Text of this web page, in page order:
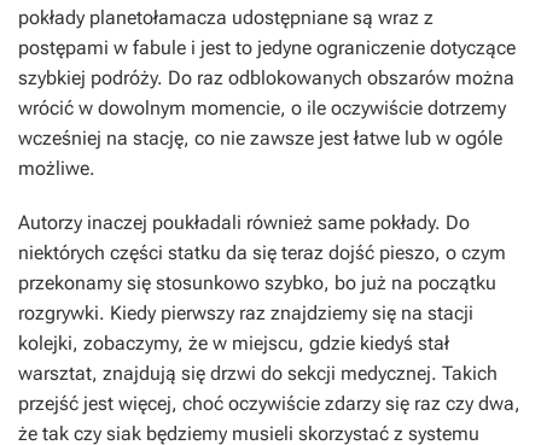
pokłady planetołamacza udostępniane są wraz z
postępami w fabule i jest to jedyne ograniczenie dotyczące
szybkiej podróży. Do raz odblokowanych obszarów można
wrócić w dowolnym momencie, o ile oczywiście dotrzemy
wcześniej na stację, co nie zawsze jest łatwe lub w ogóle
możliwe.
Autorzy inaczej poukładali również same pokłady. Do
niektórych części statku da się teraz dojść pieszo, o czym
przekonamy się stosunkowo szybko, bo już na początku
rozgrywki. Kiedy pierwszy raz znajdziemy się na stacji
kolejki, zobaczymy, że w miejscu, gdzie kiedyś stał
warsztat, znajdują się drzwi do sekcji medycznej. Takich
przejść jest więcej, choć oczywiście zdarzy się raz czy dwa,
że tak czy siak będziemy musieli skorzystać z systemu